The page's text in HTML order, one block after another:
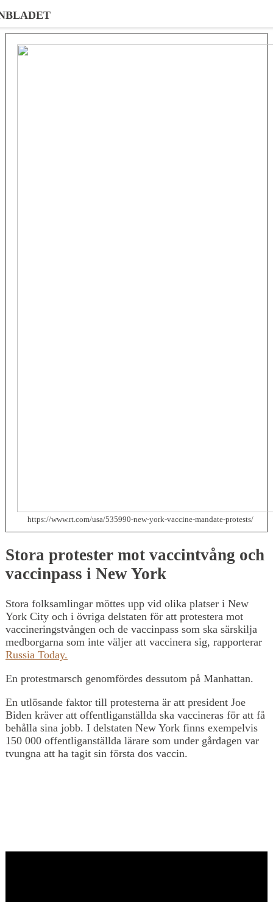
https://www.rt.com/usa/535990-new-york-vaccine-mandate-protests/
Stora protester mot vaccintvång och
vaccinpass i New York
Stora folksamlingar möttes upp vid olika platser i New
York City och i övriga delstaten för att protestera mot
vaccineringstvången och de vaccinpass som ska särskilja
medborgarna som inte väljer att vaccinera sig, rapporterar
Russia Today.
En protestmarsch genomfördes dessutom på Manhattan.
En utlösande faktor till protesterna är att president Joe
Biden kräver att offentliganställda ska vaccineras för att få
behålla sina jobb. I delstaten New York finns exempelvis
150 000 offentliganställda lärare som under gårdagen var
tvungna att ha tagit sin första dos vaccin.